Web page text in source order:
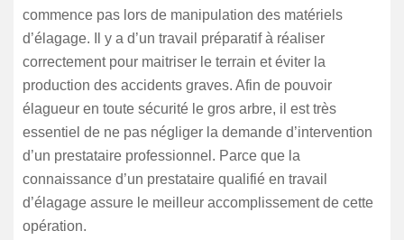
commence pas lors de manipulation des matériels
d’élagage. Il y a d’un travail préparatif à réaliser
correctement pour maitriser le terrain et éviter la
production des accidents graves. Afin de pouvoir
élagueur en toute sécurité le gros arbre, il est très
essentiel de ne pas négliger la demande d’intervention
d’un prestataire professionnel. Parce que la
connaissance d’un prestataire qualifié en travail
d’élagage assure le meilleur accomplissement de cette
opération.